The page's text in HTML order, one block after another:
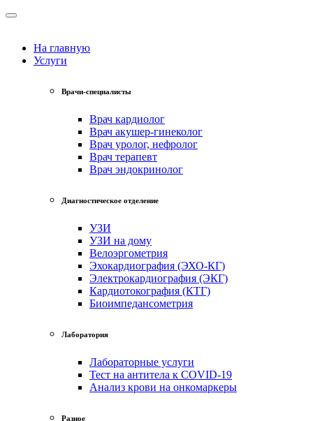
На главную
Услуги
Врачи-специалисты
Врач кардиолог
Врач акушер-гинеколог
Врач уролог, нефролог
Врач терапевт
Врач эндокринолог
Диагностическое отделение
УЗИ
УЗИ на дому
Велоэргометрия
Эхокардиография (ЭХО-КГ)
Электрокардиография (ЭКГ)
Кардиотокография (КТГ)
Биоимпедансометрия
Лаборатория
Лабораторные услуги
Тест на антитела к COVID-19
Анализ крови на онкомаркеры
Разное